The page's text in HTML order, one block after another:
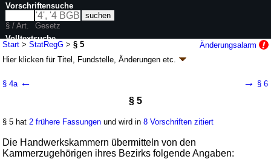
Start >StatRegG >§ 5
Änderungsalarm
Hier klicken fürTitel, Fundstelle, Änderungen etc.
BGBl. I S. 2727
6 weitere Fassungen | Drucksachen / Entwurf / Begründung
§ 4a ← → § 6
§ 5
§ 5 hat 2 frühere Fassungen und wird in8 Vorschriften zitiert
Die Handwerkskammern übermitteln von den
Kammerzugehörigen ihres Bezirks folgende Angaben:
Vorschriftensuche
§ / Art.
Gesetz
Volltextsuche
nur in StatRegG